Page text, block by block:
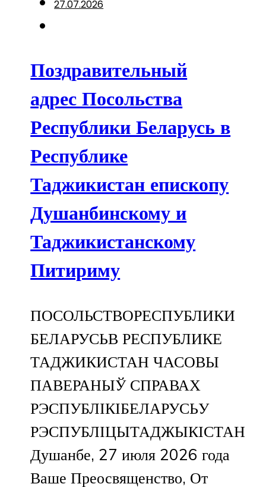
27.07.2026
Поздравительный
адрес Посольства
Республики Беларусь в
Республике
Таджикистан епископу
Душанбинскому и
Таджикистанскому
Питириму
ПОСОЛЬСТВОРЕСПУБЛИКИ
БЕЛАРУСЬВ РЕСПУБЛИКЕ
ТАДЖИКИСТАН ЧАСОВЫ
ПАВЕРАНЫЎ СПРАВАХ
РЭСПУБЛІКІБЕЛАРУСЬУ
РЭСПУБЛІЦЫТАДЖЫКІСТАН
Душанбе, 27 июля 2026 года
Ваше Преосвященство, От